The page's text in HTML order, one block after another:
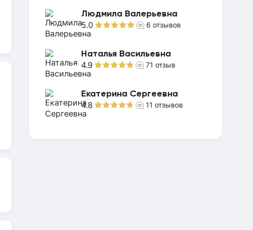
Людмила Валерьевна
5.0 6 отзывов
Наталья Васильевна
4.9 71 отзыв
Екатерина Сергеевна
4.8 11 отзывов